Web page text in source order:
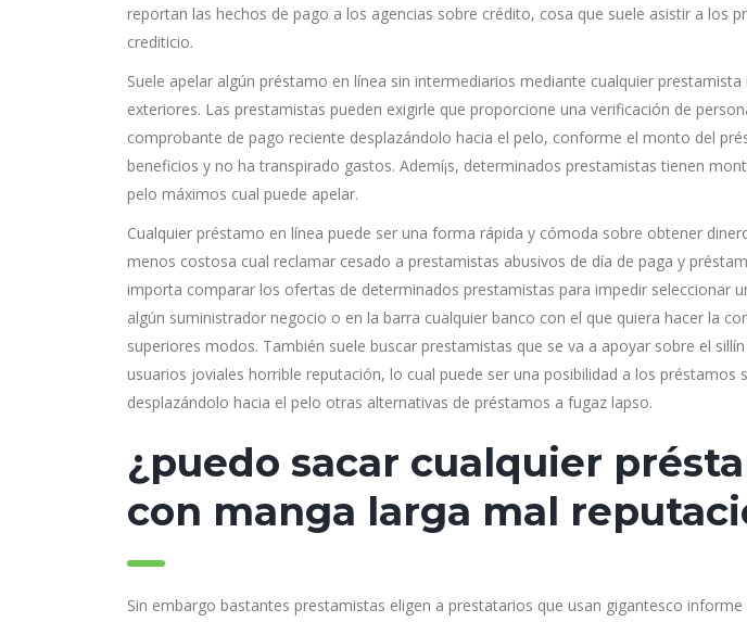
reportan las hechos de pago a los agencias sobre crédito, cosa que suele asistir a los
crediticio.
Suele apelar algún préstamo en línea sin intermediarios mediante cualquier
exteriores. Las prestamistas pueden exigirle que proporcione una verificación de
comprobante de pago reciente desplazándolo hacia el pelo, conforme el monto del
beneficios y no ha transpirado gastos. Ademí¡s, determinados prestamistas tienen
pelo máximos cual puede apelar.
Cualquier préstamo en línea puede ser una forma rápida y cómoda sobre obtener
menos costosa cual reclamar cesado a prestamistas abusivos de día de paga y
importa comparar los ofertas de determinados prestamistas para impedir seleccionar
algún suministrador negocio o en la barra cualquier banco con el que quiera hacer la
superiores modos. También suele buscar prestamistas que se va a apoyar sobre el
usuarios joviales horrible reputación, lo cual puede ser una posibilidad a los préstamos
desplazándolo hacia el pelo otras alternativas de préstamos a fugaz lapso.
¿puedo sacar cualquier
con manga larga mal
Sin embargo bastantes prestamistas eligen a prestatarios que usan gigantesco